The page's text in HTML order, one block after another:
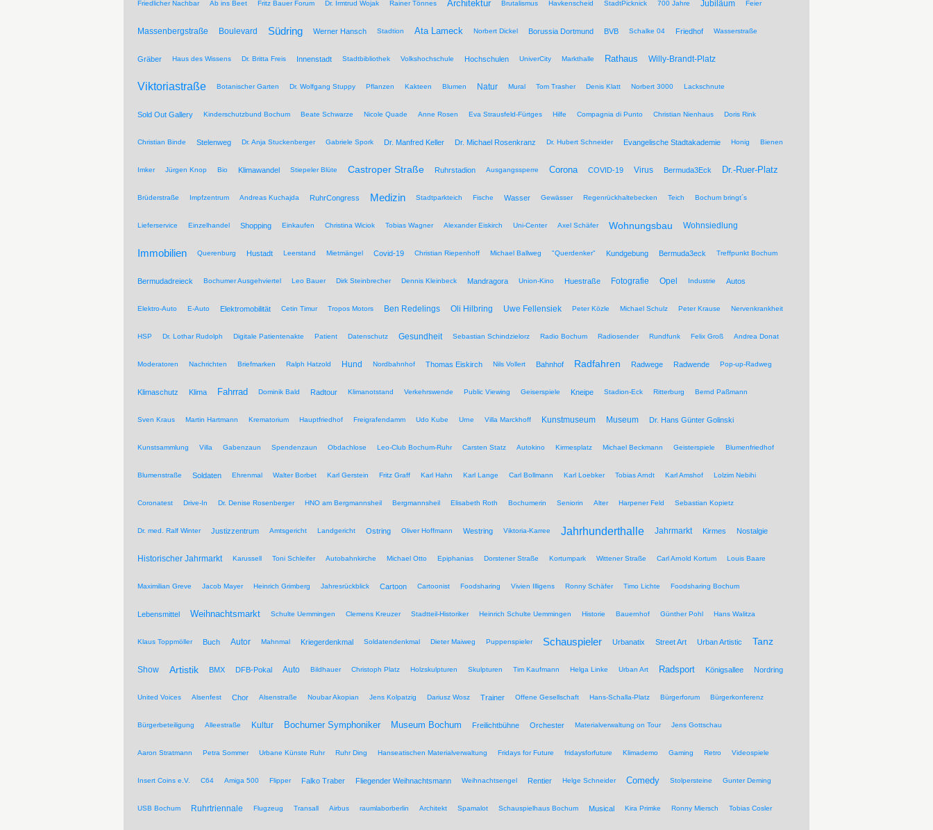
Friedlicher Nachbar Ab ins Beet Fritz Bauer Forum Dr. Irmtrud Wojak Rainer Tönnes Architektur Brutalismus Havkenscheid StadtPicknick 700 Jahre Jubiläum Feier
Massenbergstraße Boulevard Südring Werner Hansch Stadtion Ata Lameck Norbert Dickel Borussia Dortmund BVB Schalke 04 Friedhof Wasserstraße
Gräber Haus des Wissens Dr. Britta Freis Innenstadt Stadtbibliothek Volkshochschule Hochschulen UniverCity Markthalle Rathaus Willy-Brandt-Platz
Viktoriastraße Botanischer Garten Dr. Wolfgang Stuppy Pflanzen Kakteen Blumen Natur Mural Tom Trasher Denis Klatt Norbert 3000 Lackschnute
Sold Out Gallery Kinderschutzbund Bochum Beate Schwarze Nicole Quade Anne Rosen Eva Strausfeld-Fürtges Hilfe Compagnia di Punto Christian Nienhaus Doris Rink
Christian Binde Stelenweg Dr. Anja Stuckenberger Gabriele Spork Dr. Manfred Keller Dr. Michael Rosenkranz Dr. Hubert Schneider Evangelische Stadtakademie Honig Bienen
Imker Jürgen Knop Bio Klimawandel Stiepeler Blüte Castroper Straße Ruhrstadion Ausgangssperre Corona COVID-19 Virus Bermuda3Eck Dr.-Ruer-Platz
Brüderstraße Impfzentrum Andreas Kuchajda RuhrCongress Medizin Stadtparkteich Fische Wasser Gewässer Regenrückhaltebecken Teich Bochum bringt´s
Lieferservice Einzelhandel Shopping Einkaufen Christina Wiciok Tobias Wagner Alexander Eiskirch Uni-Center Axel Schäfer Wohnungsbau Wohnsiedlung
Immobilien Querenburg Hustadt Leerstand Mietmängel Covid-19 Christian Riepenhoff Michael Ballweg "Querdenker" Kundgebung Bermuda3eck Treffpunkt Bochum
Bermudadreieck Bochumer Ausgehviertel Leo Bauer Dirk Steinbrecher Dennis Kleinbeck Mandragora Union-Kino Huestraße Fotografie Opel Industrie Autos
Elektro-Auto E-Auto Elektromobilität Cetin Timur Tropos Motors Ben Redelings Oli Hilbring Uwe Fellensiek Peter Közle Michael Schulz Peter Krause Nervenkrankheit
HSP Dr. Lothar Rudolph Digitale Patientenakte Patient Datenschutz Gesundheit Sebastian Schindzielorz Radio Bochum Radiosender Rundfunk Felix Groß Andrea Donat
Moderatoren Nachrichten Briefmarken Ralph Hatzold Hund Nordbahnhof Thomas Eiskirch Nils Vollert Bahnhof Radfahren Radwege Radwende Pop-up-Radweg
Klimaschutz Klima Fahrrad Dominik Bald Radtour Klimanotstand Verkehrswende Public Viewing Geiserspiele Kneipe Stadion-Eck Ritterburg Bernd Paßmann
Sven Kraus Martin Hartmann Krematorium Hauptfriedhof Freigrafendamm Udo Kube Urne Villa Marckhoff Kunstmuseum Museum Dr. Hans Günter Golinski
Kunstsammlung Villa Gabenzaun Spendenzaun Obdachlose Leo-Club Bochum-Ruhr Carsten Statz Autokino Kirmesplatz Michael Beckmann Geisterspiele Blumenfriedhof
Blumenstraße Soldaten Ehrenmal Walter Borbet Karl Gerstein Fritz Graff Karl Hahn Karl Lange Carl Bollmann Karl Loebker Tobias Arndt Karl Amshof Lolzim Nebihi
Coronatest Drive-In Dr. Denise Rosenberger HNO am Bergmannsheil Bergmannsheil Elisabeth Roth Bochumerin Seniorin Alter Harpener Feld Sebastian Kopietz
Dr. med. Ralf Winter Justizzentrum Amtsgericht Landgericht Ostring Oliver Hoffmann Westring Viktoria-Karree Jahrhunderthalle Jahrmarkt Kirmes Nostalgie
Historischer Jahrmarkt Karussell Toni Schleifer Autobahnkirche Michael Otto Epiphanias Dorstener Straße Kortumpark Wittener Straße Carl Arnold Kortum Louis Baare
Maximilian Greve Jacob Mayer Heinrich Grimberg Jahresrückblick Cartoon Cartoonist Foodsharing Vivien Illigens Ronny Schäfer Timo Lichte Foodsharing Bochum
Lebensmittel Weihnachtsmarkt Schulte Uemmingen Clemens Kreuzer Stadtteil-Historiker Heinrich Schulte Uemmingen Historie Bauernhof Günther Pohl Hans Walitza
Klaus Toppmöller Buch Autor Mahnmal Kriegerdenkmal Soldatendenkmal Dieter Maiweg Puppenspieler Schauspieler Urbanatix Street Art Urban Artistic Tanz
Show Artistik BMX DFB-Pokal Auto Bildhauer Christoph Platz Holzskulpturen Skulpturen Tim Kaufmann Helga Linke Urban Art Radsport Königsallee Nordring
United Voices Alsenfest Chor Alsenstraße Noubar Akopian Jens Kolpatzig Dariusz Wosz Trainer Offene Gesellschaft Hans-Schalla-Platz Bürgerforum Bürgerkonferenz
Bürgerbeteiligung Alleestraße Kultur Bochumer Symphoniker Museum Bochum Freilichtbühne Orchester Materialverwaltung on Tour Jens Gottschau
Aaron Stratmann Petra Sommer Urbane Künste Ruhr Ruhr Ding Hanseatischen Materialverwaltung Fridays for Future fridaysforfuture Klimademo Gaming Retro Videospiele
Insert Coins e.V. C64 Amiga 500 Flipper Falko Traber Fliegender Weihnachtsmann Weihnachtsengel Rentier Helge Schneider Comedy Stolpersteine Gunter Deming
USB Bochum Ruhrtriennale Flugzeug Transall Airbus raumlaborberlin Architekt Spamalot Schauspielhaus Bochum Musical Kira Primke Ronny Miersch Tobias Cosler